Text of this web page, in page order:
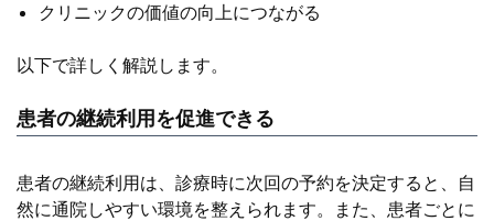
クリニックの価値の向上につながる
以下で詳しく解説します。
患者の継続利用を促進できる
患者の継続利用は、診療時に次回の予約を決定すると、自
然に通院しやすい環境を整えられます。また、患者ごとに